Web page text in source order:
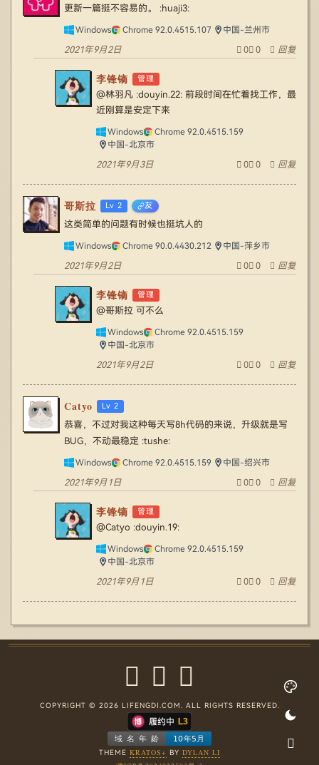
更新一篇挺不容易的。 :huaji3:
Windows Chrome 92.0.4515.107 中国-兰州市
2021年9月2日 0 0 回复
李锋镝 管理
@林羽凡 :douyin.22: 前段时间在忙着找工作，最
近刚算是安定下来
Windows
Chrome 92.0.4515.159
中国-北京市
2021年9月3日 0 0 回复
哥斯拉 Lv 2 友
这类简单的问题有时候也挺坑人的
Windows Chrome 90.0.4430.212 中国-萍乡市
2021年9月2日 0 0 回复
李锋镝 管理
@哥斯拉 可不么
Windows
Chrome 92.0.4515.159
中国-北京市
2021年9月2日 0 0 回复
Catyo Lv 2
恭喜，不过对我这种每天写8h代码的来说，升级就是写
BUG，不动最稳定 :tushe:
Windows Chrome 92.0.4515.159 中国-绍兴市
2021年9月1日 0 0 回复
李锋镝 管理
@Catyo :douyin.19:
Windows
Chrome 92.0.4515.159
中国-北京市
2021年9月1日 0 0 回复
COPYRIGHT © 2026 LIFENGDI.COM. ALL RIGHTS RESERVED.
THEME KRATOS+ BY DYLAN LI